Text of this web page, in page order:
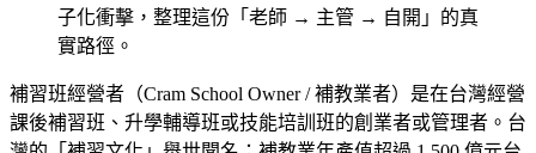
子化衝擊，整理這份「老師 → 主管 → 自開」的真
實路徑。
補習班經營者（Cram School Owner / 補教業者）是在台灣經營
課後補習班、升學輔導班或技能培訓班的創業者或管理者。台